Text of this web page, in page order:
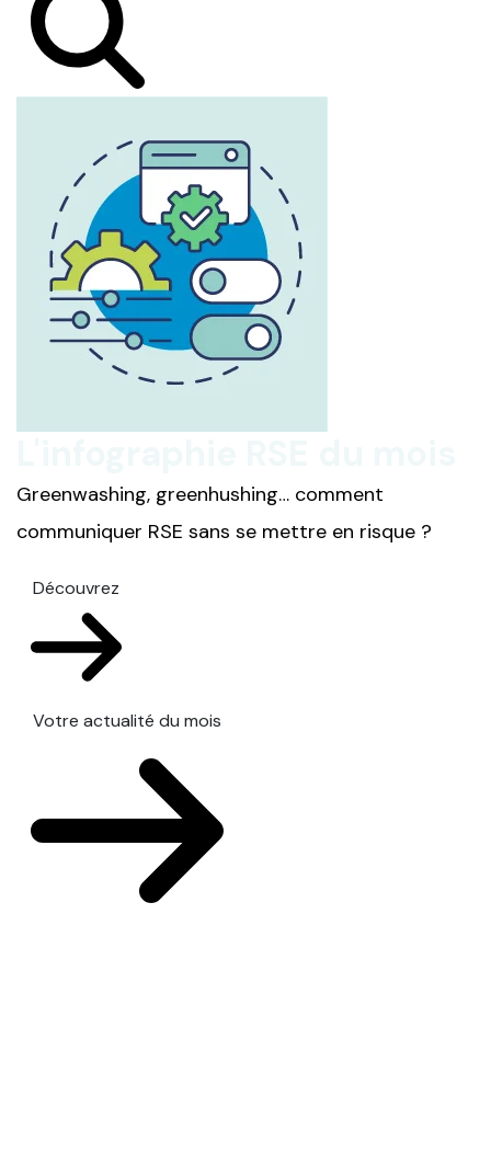
Greenwashing, greenhushing… comment
communiquer RSE sans se mettre en risque ?
Découvrez
Votre actualité du mois